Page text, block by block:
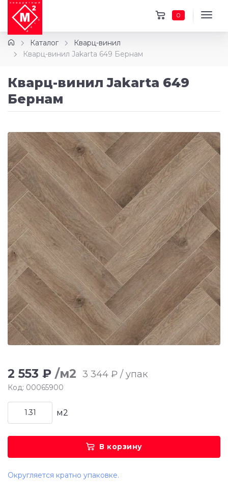
0
Каталог
Кварц-винил
Кварц-винил Jakarta 649 Бернам
Кварц-винил Jakarta 649
Бернам
2 553 ₽ /м2 3 344 ₽ / упак
Код: 00065900
м2
В корзину
Округляется кратно упаковке.